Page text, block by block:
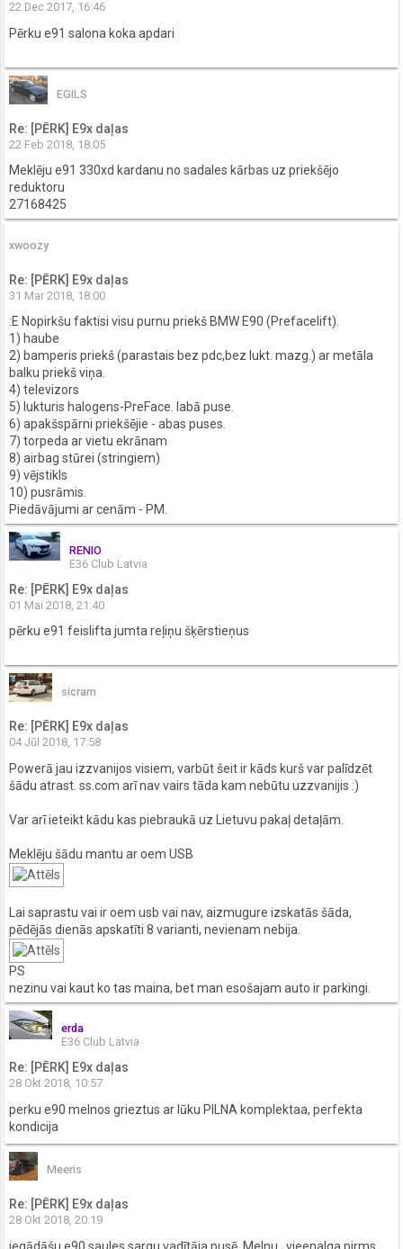
22 Dec 2017, 16:46
Pērku e91 salona koka apdari
EGILS
Re: [PĒRK] E9x daļas
22 Feb 2018, 18:05
Meklēju e91 330xd kardanu no sadales kārbas uz priekšējo
reduktoru
27168425
xwoozy
Re: [PĒRK] E9x daļas
31 Mar 2018, 18:00
:E Nopirkšu faktisi visu purnu priekš BMW E90 (Prefacelift).
1) haube
2) bamperis priekš (parastais bez pdc,bez lukt. mazg.) ar metāla
balku priekš viņa.
4) televizors
5) lukturis halogens-PreFace. labā puse.
6) apakšspārni priekšējie - abas puses.
7) torpeda ar vietu ekrānam
8) airbag stūrei (stringiem)
9) vējstikls
10) pusrāmis.
Piedāvājumi ar cenām - PM.
RENIO
E36 Club Latvia
Re: [PĒRK] E9x daļas
01 Mai 2018, 21:40
pērku e91 feislifta jumta reļiņu šķērstieņus
sicram
Re: [PĒRK] E9x daļas
04 Jūl 2018, 17:58
Powerā jau izzvanijos visiem, varbūt šeit ir kāds kurš var palīdzēt
šādu atrast. ss.com arī nav vairs tāda kam nebūtu uzzvanijis :)
Var arī ieteikt kādu kas piebraukā uz Lietuvu pakaļ detaļām.
Meklēju šādu mantu ar oem USB
Lai saprastu vai ir oem usb vai nav, aizmugure izskatās šāda,
pēdējās dienās apskatīti 8 varianti, nevienam nebija.
PS
nezinu vai kaut ko tas maina, bet man esošajam auto ir parkingi.
erda
E36 Club Latvia
Re: [PĒRK] E9x daļas
28 Okt 2018, 10:57
perku e90 melnos grieztus ar lūku PILNA komplektaa, perfekta
kondicija
Meeris
Re: [PĒRK] E9x daļas
28 Okt 2018, 20:19